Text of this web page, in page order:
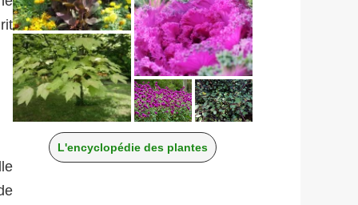
L'encyclopédie des plantes